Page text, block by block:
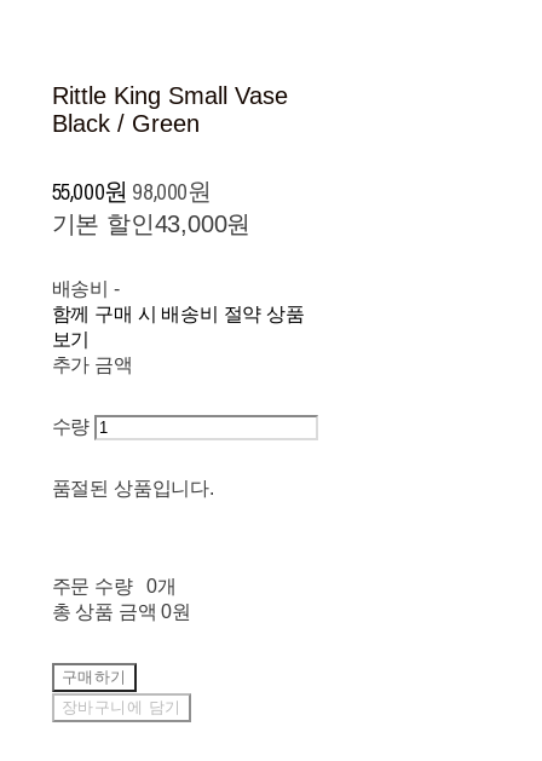
Rittle King Small Vase
Black / Green
55,000원 98,000원
기본 할인43,000원
배송비 -
함께 구매 시 배송비 절약 상품
보기
추가 금액
수량
품절된 상품입니다.
주문 수량
0개
총 상품 금액 0원
구매하기
장바구니에 담기